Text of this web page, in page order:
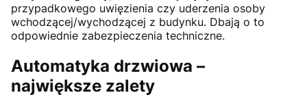
przypadkowego uwięzienia czy uderzenia osoby
wchodzącej/wychodzącej z budynku. Dbają o to
odpowiednie zabezpieczenia techniczne.
Automatyka drzwiowa –
największe zalety